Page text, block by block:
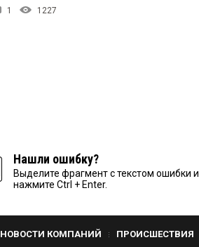
1 1227
Нашли ошибку?
Выделите фрагмент с текстом ошибки и
нажмите Ctrl + Enter.
НОВОСТИ КОМПАНИЙ ПРОИСШЕСТВИЯ